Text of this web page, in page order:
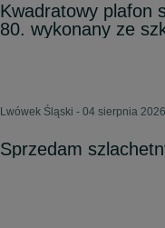
Kwadratowy plafon
80. wykonany ze
Lwówek Śląski - 04 sierpnia 2026
Sprzedam